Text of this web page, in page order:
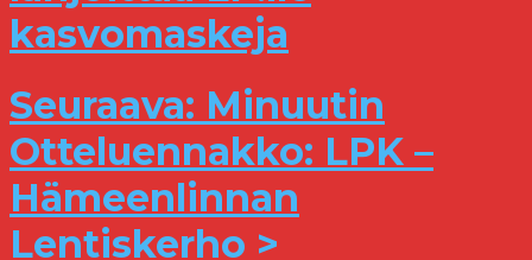
kasvomaskeja
Seuraava: Minuutin
Otteluennakko: LPK –
Hämeenlinnan
Lentiskerho >